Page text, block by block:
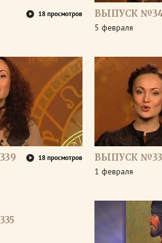
18 просмотров ВЫПУСК
5 февраля
18 просмотров ВЫПУСК
1 февраля